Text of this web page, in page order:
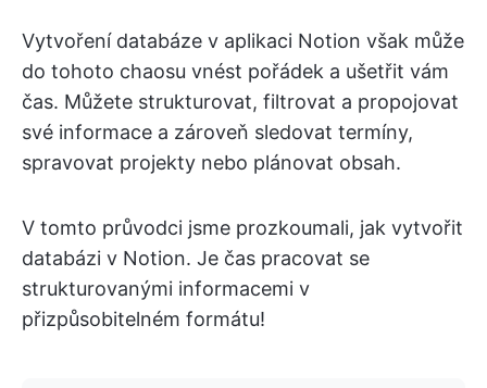
Vytvoření databáze v aplikaci Notion však může
do tohoto chaosu vnést pořádek a ušetřit vám
čas. Můžete strukturovat, filtrovat a propojovat
své informace a zároveň sledovat termíny,
spravovat projekty nebo plánovat obsah.
V tomto průvodci jsme prozkoumali, jak vytvořit
databázi v Notion. Je čas pracovat se
strukturovanými informacemi v
přizpůsobitelném formátu!